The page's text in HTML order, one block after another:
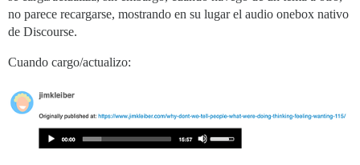
no parece recargarse, mostrando en su lugar el audio onebox nativo
de Discourse.
Cuando cargo/actualizo: